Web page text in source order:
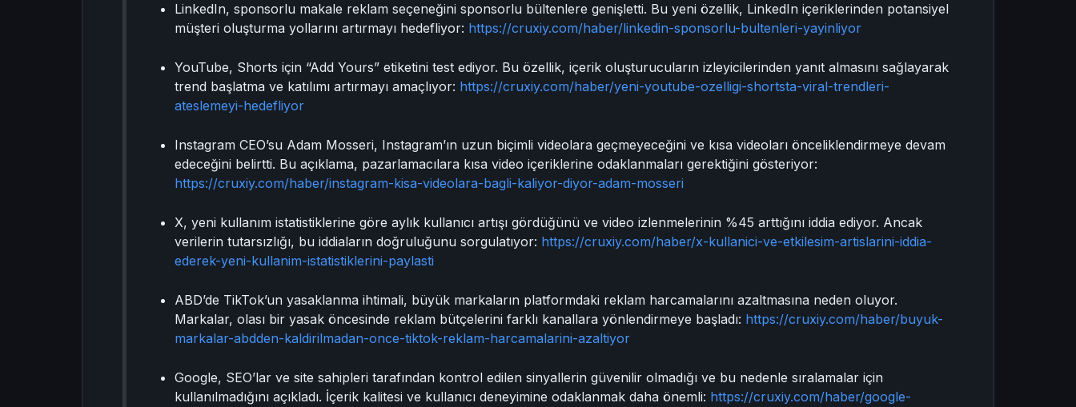
LinkedIn, sponsorlu makale reklam seçeneğini sponsorlu bültenlere genişletti. Bu yeni özellik, LinkedIn içeriklerinden potansiyel
müşteri oluşturma yollarını artırmayı hedefliyor: https://cruxiy.com/haber/linkedin-sponsorlu-bultenleri-yayinliyor
YouTube, Shorts için “Add Yours” etiketini test ediyor. Bu özellik, içerik oluşturucuların izleyicilerinden yanıt almasını sağlayarak
trend başlatma ve katılımı artırmayı amaçlıyor: https://cruxiy.com/haber/yeni-youtube-ozelligi-shortsta-viral-trendleri-
ateslemeyi-hedefliyor
Instagram CEO’su Adam Mosseri, Instagram’ın uzun biçimli videolara geçmeyeceğini ve kısa videoları önceliklendirmeye devam
edeceğini belirtti. Bu açıklama, pazarlamacılara kısa video içeriklerine odaklanmaları gerektiğini gösteriyor:
https://cruxiy.com/haber/instagram-kisa-videolara-bagli-kaliyor-diyor-adam-mosseri
X, yeni kullanım istatistiklerine göre aylık kullanıcı artışı gördüğünü ve video izlenmelerinin %45 arttığını iddia ediyor. Ancak
verilerin tutarsızlığı, bu iddiaların doğruluğunu sorgulatıyor: https://cruxiy.com/haber/x-kullanici-ve-etkilesim-artislarini-iddia-
ederek-yeni-kullanim-istatistiklerini-paylasti
ABD’de TikTok’un yasaklanma ihtimali, büyük markaların platformdaki reklam harcamalarını azaltmasına neden oluyor.
Markalar, olası bir yasak öncesinde reklam bütçelerini farklı kanallara yönlendirmeye başladı: https://cruxiy.com/haber/buyuk-
markalar-abdden-kaldirilmadan-once-tiktok-reklam-harcamalarini-azaltiyor
Google, SEO’lar ve site sahipleri tarafından kontrol edilen sinyallerin güvenilir olmadığı ve bu nedenle sıralamalar için
kullanılmadığını açıkladı. İçerik kalitesi ve kullanıcı deneyimine odaklanmak daha önemli: https://cruxiy.com/haber/google-